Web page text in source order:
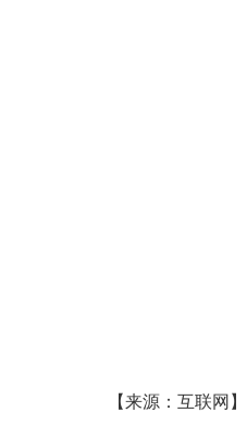
【来源：互联网】